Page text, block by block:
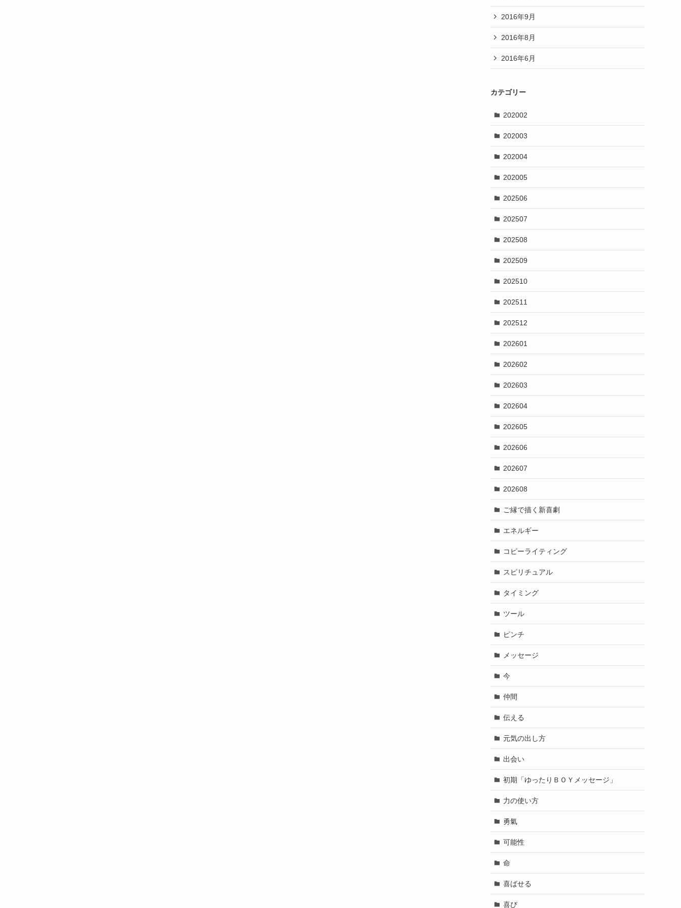
2016年9月
2016年8月
2016年6月
カテゴリー
202002
202003
202004
202005
202506
202507
202508
202509
202510
202511
202512
202601
202602
202603
202604
202605
202606
202607
202608
ご縁で描く新喜劇
エネルギー
コピーライティング
スピリチュアル
タイミング
ツール
ピンチ
メッセージ
今
仲間
伝える
元気の出し方
出会い
初期「ゆったりＢＯＹメッセージ」
力の使い方
勇氣
可能性
命
喜ばせる
喜び